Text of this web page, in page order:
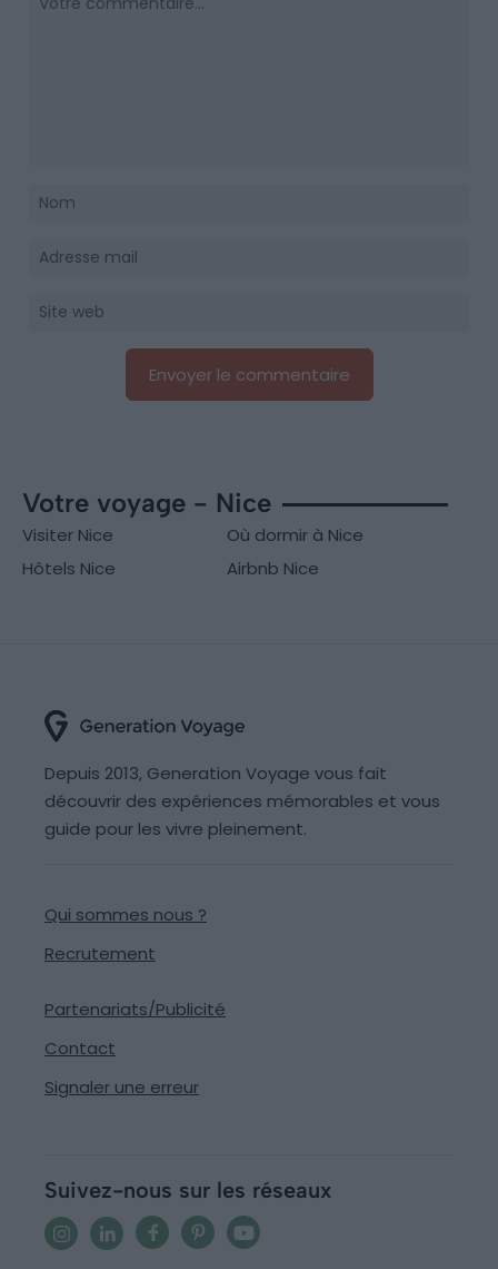
Votre voyage - Nice
Visiter Nice
Où dormir à Nice
Hôtels Nice
Airbnb Nice
Depuis 2013, Generation Voyage vous fait
découvrir des expériences mémorables et vous
guide pour les vivre pleinement.
Qui sommes nous ?
Recrutement
Partenariats/Publicité
Contact
Signaler une erreur
Suivez-nous sur les réseaux